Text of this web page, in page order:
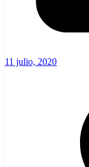
11 julio, 2020